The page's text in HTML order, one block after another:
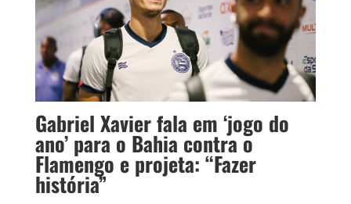
Gabriel Xavier fala em ‘jogo do
ano’ para o Bahia contra o
Flamengo e projeta: “Fazer
história”